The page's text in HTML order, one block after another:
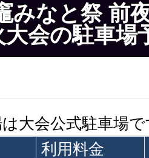
みなと祭 前
大会の駐車場
大会公式駐車場
利用料金